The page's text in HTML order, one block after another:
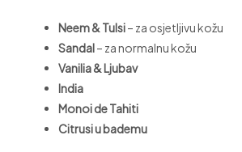
Neem & Tulsi– za osjetljivu kožu
Sandal– za normalnu kožu
Vanilia & Ljubav
India
Monoi de Tahiti
Citrusi u bademu